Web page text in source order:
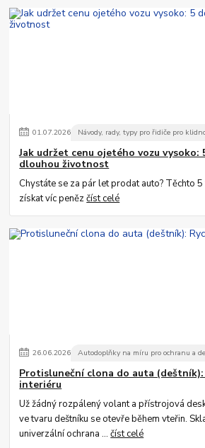
01.07.2026 Návody, rady, typy pro řidiče pro
Jak udržet cenu ojetého vozu vysoko:
dlouhou životnost
Chystáte se za pár let prodat auto? Těchto
získat víc penězčíst celé
26.06.2026 Autodoplňky na míru pro ochranu a
Protisluneční clona do auta (deštník):
interiéru
Už žádný rozpálený volant a přístrojová
ve tvaru deštníku se otevře během vteřin.
univerzální ochrana ...číst celé